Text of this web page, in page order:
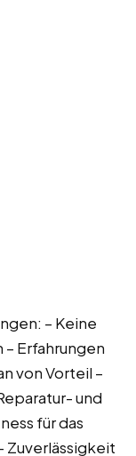
– Keine
Erfahrungen
von Vorteil –
und
für das
Zuverlässigkeit